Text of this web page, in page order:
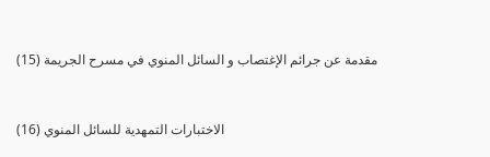
(15) مقدمة عن جرائم الإغتصاب و السائل المنوي في مسرح الجريمة
(16) الاختبارات التمهدية للسائل المنوي